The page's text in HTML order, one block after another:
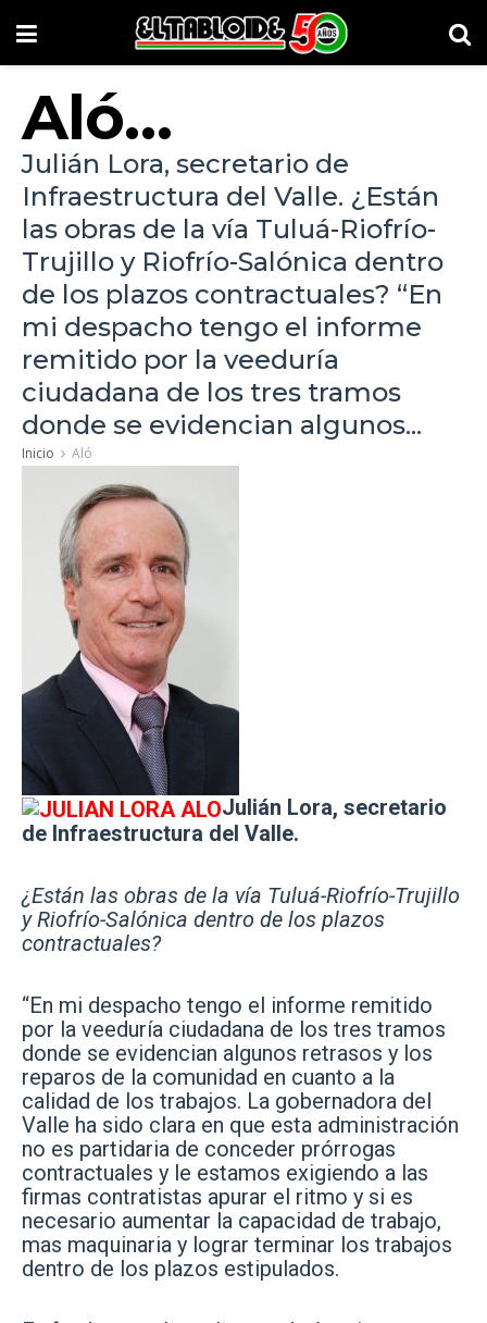
Aló…
Julián Lora, secretario de
Infraestructura del Valle. ¿Están
las obras de la vía Tuluá-Riofrío-
Trujillo y Riofrío-Salónica dentro
de los plazos contractuales? “En
mi despacho tengo el informe
remitido por la veeduría
ciudadana de los tres tramos
donde se evidencian algunos...
Inicio Aló
Julián Lora, secretario
de Infraestructura del Valle.
¿Están las obras de la vía Tuluá-Riofrío-Trujillo
y Riofrío-Salónica dentro de los plazos
contractuales?
“En mi despacho tengo el informe remitido
por la veeduría ciudadana de los tres tramos
donde se evidencian algunos retrasos y los
reparos de la comunidad en cuanto a la
calidad de los trabajos. La gobernadora del
Valle ha sido clara en que esta administración
no es partidaria de conceder prórrogas
contractuales y le estamos exigiendo a las
firmas contratistas apurar el ritmo y si es
necesario aumentar la capacidad de trabajo,
mas maquinaria y lograr terminar los trabajos
dentro de los plazos estipulados.